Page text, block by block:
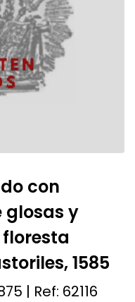
con
glosas y
1585
| Ref: 62116